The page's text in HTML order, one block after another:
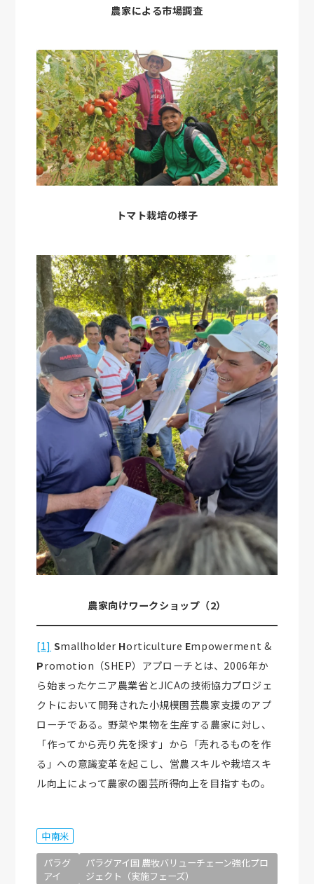
農家による市場調査
トマト栽培の様子
農家向けワークショップ（2）
[1] Smallholder Horticulture Empowerment &
Promotion（SHEP）アプローチとは、2006年か
ら始まったケニア農業省とJICAの技術協力プロジェ
クトにおいて開発された小規模園芸農家支援のアプ
ローチである。野菜や果物を生産する農家に対し、
「作ってから売り先を探す」から「売れるものを作
る」への意識変革を起こし、営農スキルや栽培スキ
ル向上によって農家の園芸所得向上を目指すもの。
中南米
パラグ
アイ
パラグアイ国 農牧バリューチェーン強化プロ
ジェクト（実施フェーズ）